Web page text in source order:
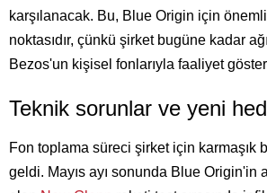
karşılanacak. Bu, Blue Origin için
noktasıdır, çünkü şirket bugüne kadar
Bezos'un kişisel fonlarıyla faaliyet
Teknik sorunlar ve yeni
Fon toplama süreci şirket için karmaşık
geldi. Mayıs ayı sonunda Blue Origin'in